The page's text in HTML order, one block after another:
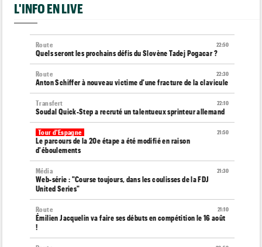
L'INFO EN LIVE
22:50
Route
Quels seront les prochains défis du Slovène Tadej Pogacar ?
22:30
Route
Anton Schiffer à nouveau victime d'une fracture de la clavicule
22:10
Transfert
Soudal Quick-Step a recruté un talentueux sprinteur allemand
21:50
Tour d'Espagne
Le parcours de la 20e étape a été modifié en raison
d'éboulements
21:30
Média
Web-série : "Course toujours, dans les coulisses de la FDJ
United Series"
21:10
Route
Émilien Jacquelin va faire ses débuts en compétition le 16 août
!